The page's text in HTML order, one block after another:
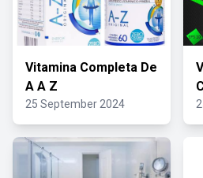
Vitamina Completa De
A A Z
25 September 2024